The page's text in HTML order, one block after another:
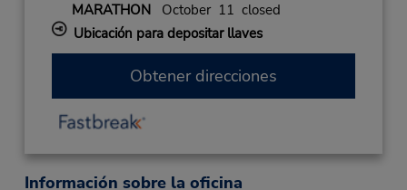
MARATHONOctober 11 closed
Ubicación para depositar llaves
Obtener direcciones
Información sobre la oficina